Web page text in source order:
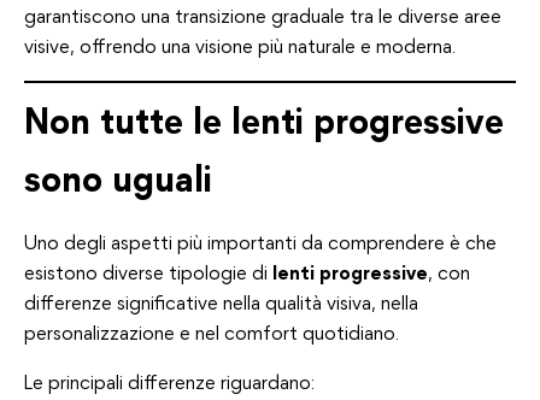
garantiscono una transizione graduale tra le diverse aree
visive, offrendo una visione più naturale e moderna.
Non tutte le lenti progressive
sono uguali
Uno degli aspetti più importanti da comprendere è che
esistono diverse tipologie di lenti progressive, con
differenze significative nella qualità visiva, nella
personalizzazione e nel comfort quotidiano.
Le principali differenze riguardano: